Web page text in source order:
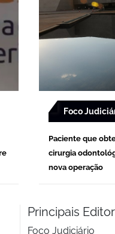
Foco
Paciente que
cirurgia
nova operação
Principais
Foco Judiciário